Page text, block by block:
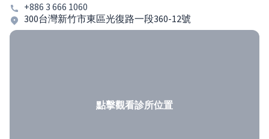
+886 3 666 1060
300台灣新竹市東區光復路一段360-12號
點擊觀看診所位置